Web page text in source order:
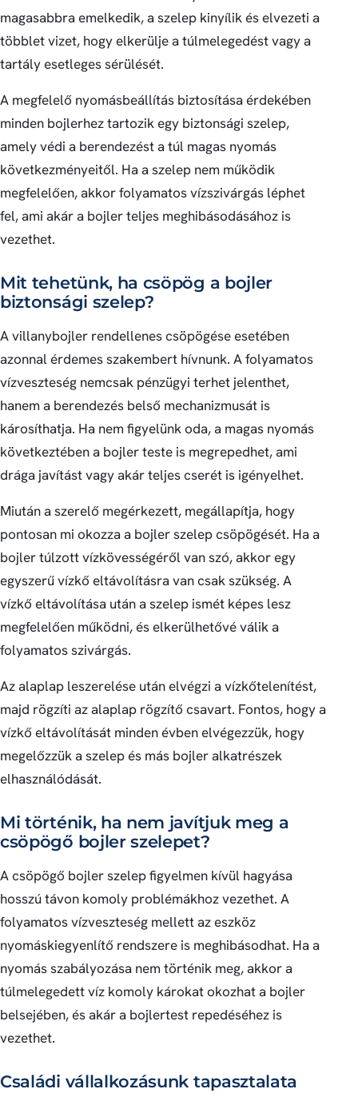
magasabbra emelkedik, a szelep kinyílik és elvezeti a
többlet vizet, hogy elkerülje a túlmelegedést vagy a
tartály esetleges sérülését.
A megfelelő nyomásbeállítás biztosítása érdekében
minden bojlerhez tartozik egy biztonsági szelep,
amely védi a berendezést a túl magas nyomás
következményeitől. Ha a szelep nem működik
megfelelően, akkor folyamatos vízszivárgás léphet
fel, ami akár a bojler teljes meghibásodásához is
vezethet.
Mit tehetünk, ha csöpög a bojler
biztonsági szelep?
A villanybojler rendellenes csöpögése esetében
azonnal érdemes szakembert hívnunk. A folyamatos
vízveszteség nemcsak pénzügyi terhet jelenthet,
hanem a berendezés belső mechanizmusát is
károsíthatja. Ha nem figyelünk oda, a magas nyomás
következtében a bojler teste is megrepedhet, ami
drága javítást vagy akár teljes cserét is igényelhet.
Miután a szerelő megérkezett, megállapítja, hogy
pontosan mi okozza a bojler szelep csöpögését. Ha a
bojler túlzott vízkövességéről van szó, akkor egy
egyszerű vízkő eltávolításra van csak szükség. A
vízkő eltávolítása után a szelep ismét képes lesz
megfelelően működni, és elkerülhetővé válik a
folyamatos szivárgás.
Az alaplap leszerelése után elvégzi a vízkőtelenítést,
majd rögzíti az alaplap rögzítő csavart. Fontos, hogy a
vízkő eltávolítását minden évben elvégezzük, hogy
megelőzzük a szelep és más bojler alkatrészek
elhasználódását.
Mi történik, ha nem javítjuk meg a
csöpögő bojler szelepet?
A csöpögő bojler szelep figyelmen kívül hagyása
hosszú távon komoly problémákhoz vezethet. A
folyamatos vízveszteség mellett az eszköz
nyomáskiegyenlítő rendszere is meghibásodhat. Ha a
nyomás szabályozása nem történik meg, akkor a
túlmelegedett víz komoly károkat okozhat a bojler
belsejében, és akár a bojlertest repedéséhez is
vezethet.
Családi vállalkozásunk tapasztalata